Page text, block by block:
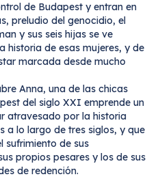
de Budapest y entran en
preludio del genocidio, el
y sus seis hijas se ve
historia de esas mujeres, y de
marcada desde mucho
Anna, una de las chicas
del siglo XXI emprende un
atravesado por la historia
a lo largo de tres siglos, y que
sufrimiento de sus
propios pesares y los de sus
de redención.